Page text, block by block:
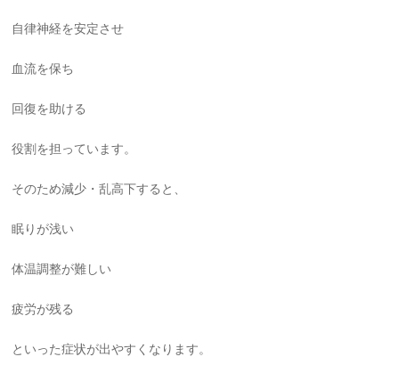
自律神経を安定させ
血流を保ち
回復を助ける
役割を担っています。
そのため減少・乱高下すると、
眠りが浅い
体温調整が難しい
疲労が残る
といった症状が出やすくなります。